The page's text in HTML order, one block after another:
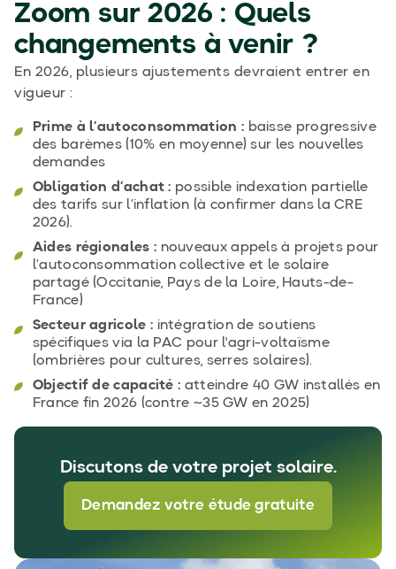
Zoom sur 2026 : Quels
changements à venir ?
En 2026, plusieurs ajustements devraient entrer en
vigueur :
Prime à l’autoconsommation : baisse progressive
des barèmes (10% en moyenne) sur les nouvelles
demandes
Obligation d’achat : possible indexation partielle
des tarifs sur l’inflation (à confirmer dans la CRE
2026).
Aides régionales : nouveaux appels à projets pour
l’autoconsommation collective et le solaire
partagé (Occitanie, Pays de la Loire, Hauts-de-
France)
Secteur agricole : intégration de soutiens
spécifiques via la PAC pour l'agri-voltaïsme
(ombrières pour cultures, serres solaires).
Objectif de capacité : atteindre 40 GW installés en
France fin 2026 (contre ~35 GW en 2025)
Discutons de votre projet solaire.
Demandez votre étude gratuite